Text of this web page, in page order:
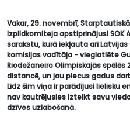
Vakar, 29. novembrī,
Izpildkomiteja apstiprinājusi SOK
sarakstu, kurā iekļauta arī
komisijas vadītāja - vieglatlēte
Riodežaneiro Olimpiskajās
distancē, un jau piecus gadus
Līdz šim viņa ir parādījusi lielisku
nav kautrējusies izteikt savu
dzīves uzlabošanā.